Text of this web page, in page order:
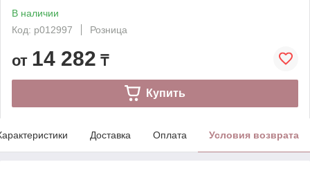
В наличии
Код: p012997
Розница
от 14 282 ₸
Купить
Доставка Оплата Условия возврата